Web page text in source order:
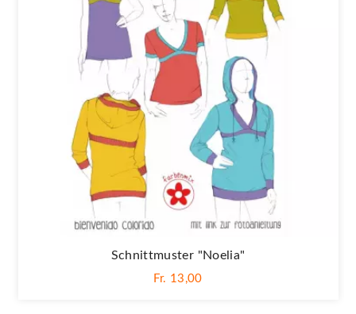
Schnittmuster "Noelia"
Fr. 13,00